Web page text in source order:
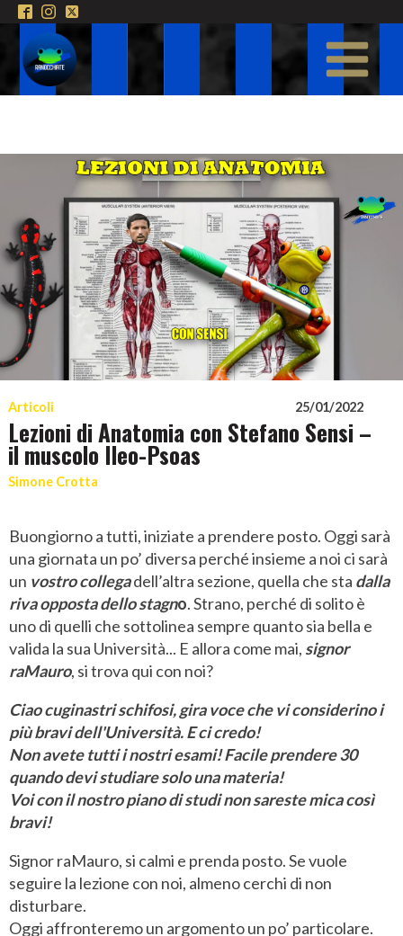
Articoli 25/01/2022
Lezioni di Anatomia con Stefano Sensi –
il muscolo Ileo-Psoas
Simone Crotta
Buongiorno a tutti, iniziate a prendere posto. Oggi sarà
una giornata un po’ diversa perché insieme a noi ci sarà
un vostro collegadell’altra sezione, quella che sta dalla
riva opposta dello stagno. Strano, perché di solito è
uno di quelli che sottolinea sempre quanto sia bella e
valida la sua Università... E allora come mai, signor
raMauro, si trova qui con noi?
Ciao cuginastri schifosi, gira voce che vi considerino i
più bravi dell'Università. E ci credo!
Non avete tutti i nostri esami! Facile prendere 30
quando devi studiare solo una materia!
Voi con il nostro piano di studi non sareste mica così
bravi!
Signor raMauro, si calmi e prenda posto. Se vuole
seguire la lezione con noi, almeno cerchi di non
disturbare.
Oggi affronteremo un argomento un po’ particolare.